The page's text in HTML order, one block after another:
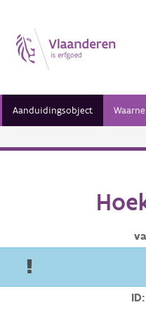
Aanduidingsobject
ID